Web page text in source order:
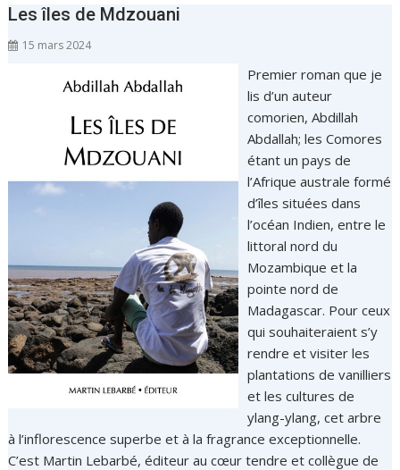
Les îles de Mdzouani
15 mars 2024
Premier roman que je
lis d’un auteur
comorien, Abdillah
Abdallah; les Comores
étant un pays de
l’Afrique australe formé
d’îles situées dans
l’océan Indien, entre le
littoral nord du
Mozambique et la
pointe nord de
Madagascar. Pour ceux
qui souhaiteraient s’y
rendre et visiter les
plantations de vanilliers
et les cultures de
ylang-ylang, cet arbre
à l’inflorescence superbe et à la fragrance exceptionnelle.
C’est Martin Lebarbé, éditeur au cœur tendre et collègue de